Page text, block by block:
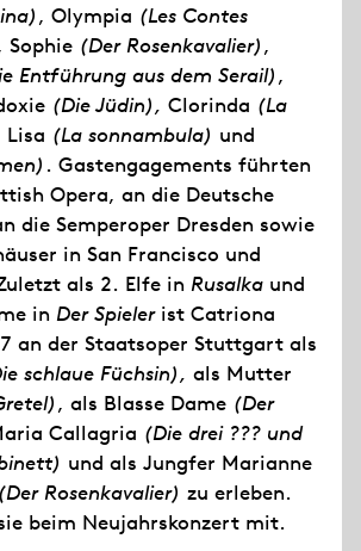
, Olympia (Les Contes
Sophie (Der Rosenkavalier),
Entführung aus dem Serail),
(Die Jüdin), Clorinda (La
Lisa (La sonnambula) und
. Gastengagements führten
Opera, an die Deutsche
die Semperoper Dresden sowie
in San Francisco und
als 2. Elfe in Rusalka und
in Der Spielerist Catriona
an der Staatsoper Stuttgart als
schlaue Füchsin), als Mutter
, als Blasse Dame (Der
Callagria (Die drei ??? und
und als Jungfer Marianne
(Der Rosenkavalier) zu erleben.
beim Neujahrskonzert mit.